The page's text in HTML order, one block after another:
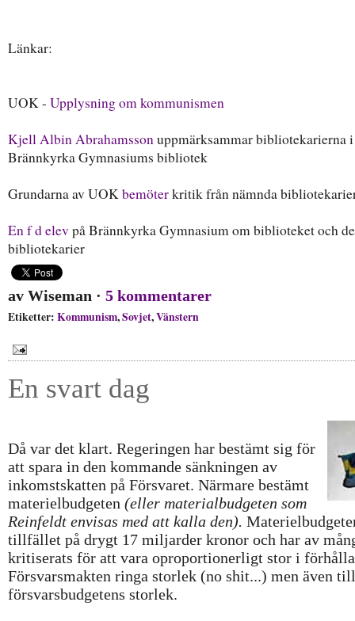
Länkar:
UOK - Upplysning om kommunismen
Kjell Albin Abrahamssonuppmärksammar bibliotekarierna i
Brännkyrka Gymnasiums bibliotek
Grundarna av UOKbemöterkritik från nämnda
En f d elevpå Brännkyrka Gymnasium om biblioteket och
bibliotekarier
av Wiseman · 5 kommentarer
Etiketter: Kommunism,Sovjet,Vänstern
En svart dag
Då var det klart. Regeringen har bestämt sig för
att spara in den kommande sänkningen av
inkomstskatten på Försvaret. Närmare bestämt
materielbudgeten (eller materialbudgeten som
Reinfeldt envisas med att kalla den).
tillfället på drygt 17 miljarder kronor och har av
kritiserats för att vara oproportionerligt stor i
Försvarsmakten ringa storlek (no shit...) men även till
försvarsbudgetens storlek.